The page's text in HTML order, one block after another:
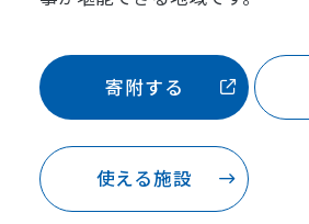
寄附する
使える施設